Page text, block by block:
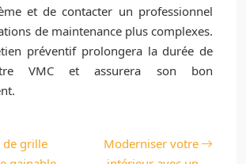
et de contacter un professionnel
de maintenance plus complexes.
préventif prolongera la durée de
VMC et assurera son bon
grille
Moderniser votre